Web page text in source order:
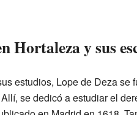
Hortaleza y sus
estudios, Lope de Deza
se dedicó a estudiar el